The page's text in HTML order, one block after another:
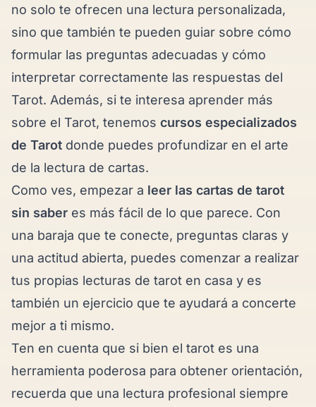
no solo te ofrecen una lectura personalizada,
sino que también te pueden guiar sobre cómo
formular las preguntas adecuadas y cómo
interpretar correctamente las respuestas del
Tarot. Además, si te interesa aprender más
sobre el Tarot, tenemos cursos especializados
de Tarot donde puedes profundizar en el arte
de la lectura de cartas.
Como ves, empezar a leer las cartas de tarot
sin saber es más fácil de lo que parece. Con
una baraja que te conecte, preguntas claras y
una actitud abierta, puedes comenzar a realizar
tus propias lecturas de tarot en casa y es
también un ejercicio que te ayudará a concerte
mejor a ti mismo.
Ten en cuenta que si bien el tarot es una
herramienta poderosa para obtener orientación,
recuerda que una lectura profesional siempre